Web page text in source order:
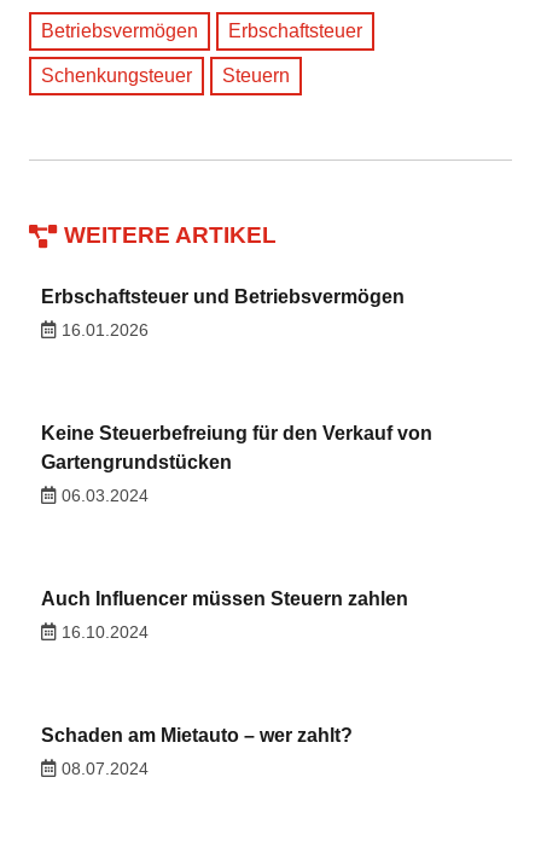
Betriebsvermögen Erbschaftsteuer
Schenkungsteuer Steuern
WEITERE ARTIKEL
Erbschaftsteuer und Betriebsvermögen
16.01.2026
Keine Steuerbefreiung für den Verkauf von
Gartengrundstücken
06.03.2024
Auch Influencer müssen Steuern zahlen
16.10.2024
Schaden am Mietauto – wer zahlt?
08.07.2024